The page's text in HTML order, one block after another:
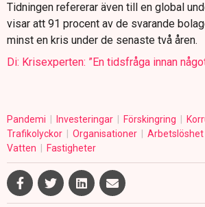
Tidningen refererar även till en global
visar att 91 procent av de svarande
minst en kris under de senaste två åren.
Di: Krisexperten: ”En tidsfråga innan
Pandemi Investeringar Förskingring
Trafikolyckor
Organisationer Arbetslöshet
Vatten
Fastigheter